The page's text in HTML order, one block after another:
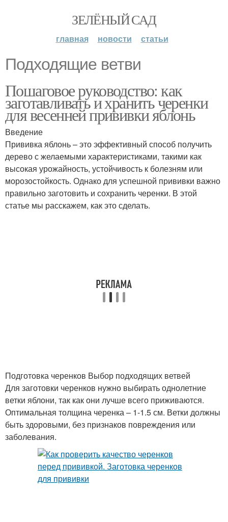
ЗЕЛЁНЫЙ САД
главная новости статьи
Подходящие ветви
Пошаговое руководство: как
заготавливать и хранить черенки
для весенней прививки яблонь
Введение
Прививка яблонь – это эффективный способ получить
дерево с желаемыми характеристиками, такими как
высокая урожайность, устойчивость к болезням или
морозостойкость. Однако для успешной прививки важно
правильно заготовить и сохранить черенки. В этой
статье мы расскажем, как это сделать.
Подготовка черенков Выбор подходящих ветвей
Для заготовки черенков нужно выбирать однолетние
ветки яблони, так как они лучше всего приживаются.
Оптимальная толщина черенка – 1-1.5 см. Ветки должны
быть здоровыми, без признаков повреждения или
заболевания.